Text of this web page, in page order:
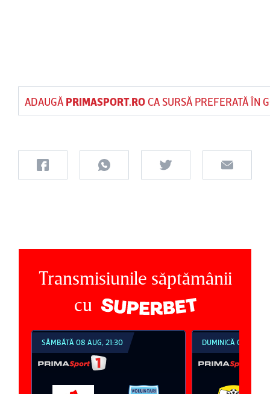
ADAUGĂ PRIMASPORT.ROCA SURSĂ PREFERATĂ ÎN
Transmisiunile săptămânii
cu
SÂMBĂTĂ 08 AUG, 21:30 DUMINICĂ 09 AUG,